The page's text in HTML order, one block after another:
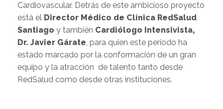
Cardiovascular. Detrás de este ambicioso proyecto
está el Director Médico de Clínica RedSalud
Santiago y también Cardiólogo Intensivista,
Dr. Javier Gárate, para quien este periodo ha
estado marcado por la conformación de un gran
equipo y la atracción de talento tanto desde
RedSalud como desde otras instituciones.